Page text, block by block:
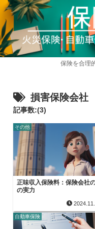
保険を合理
損害保険会社
記事数:(3)
その他
正味収入保険料：保険会社
の実力
自動車保険